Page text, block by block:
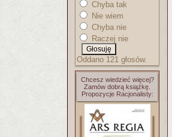
Chyba tak
Nie wiem
Chyba nie
Raczej nie
Oddano 121 głosów.
Chcesz wiedzieć więcej?
Zamów dobrą książkę.
Propozycje Racjonalisty: